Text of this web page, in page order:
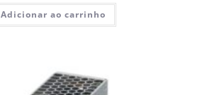
Adicionar ao carrinho